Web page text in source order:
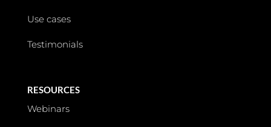
Use cases
Testimonials
RESOURCES
Webinars